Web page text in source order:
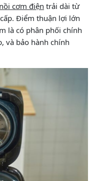
nồi cơm điện trải dài từ
Điểm thuận lợi lớn
là có phân phối chính
và bảo hành chính